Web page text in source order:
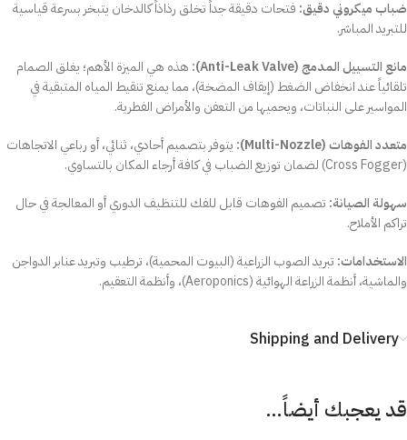
ضباب ميكروني دقيق: فتحات دقيقة جداً تخلق رذاذاً كالدخان يتبخر بسرعة قياسية
للتبريد المباشر.
مانع التسييل المدمج (Anti-Leak Valve):
هذه هي الميزة الأهم؛ يغلق الصمام
تلقائياً عند انخفاض الضغط (إيقاف المضخة)، مما يمنع تنقيط المياه المتبقية في
المواسير على النباتات، ويحميها من التعفن والأمراض الفطرية.
متعدد الفوهات (Multi-Nozzle):
يتوفر بتصميم أحادي، ثنائي، أو رباعي الاتجاهات
(Cross Fogger) لضمان توزيع الضباب في كافة أرجاء المكان بالتساوي.
سهولة الصيانة: تصميم الفوهات قابل للفك للتنظيف الدوري أو المعالجة في حال
تراكم الأملاح.
الاستخدامات: تبريد الصوب الزراعية (البيوت المحمية)، ترطيب وتبريد عنابر الدواجن
والماشية، أنظمة الزراعة الهوائية (Aeroponics)، وأنظمة التعقيم.
Shipping and Delivery
قد يعجبك أيضاً…